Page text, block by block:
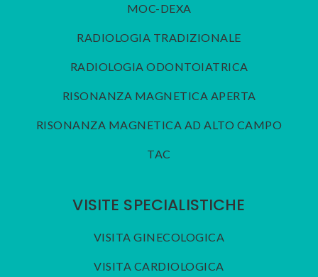
MOC-DEXA
RADIOLOGIA TRADIZIONALE
RADIOLOGIA ODONTOIATRICA
RISONANZA MAGNETICA APERTA
RISONANZA MAGNETICA AD ALTO CAMPO
TAC
VISITE SPECIALISTICHE
VISITA GINECOLOGICA
VISITA CARDIOLOGICA